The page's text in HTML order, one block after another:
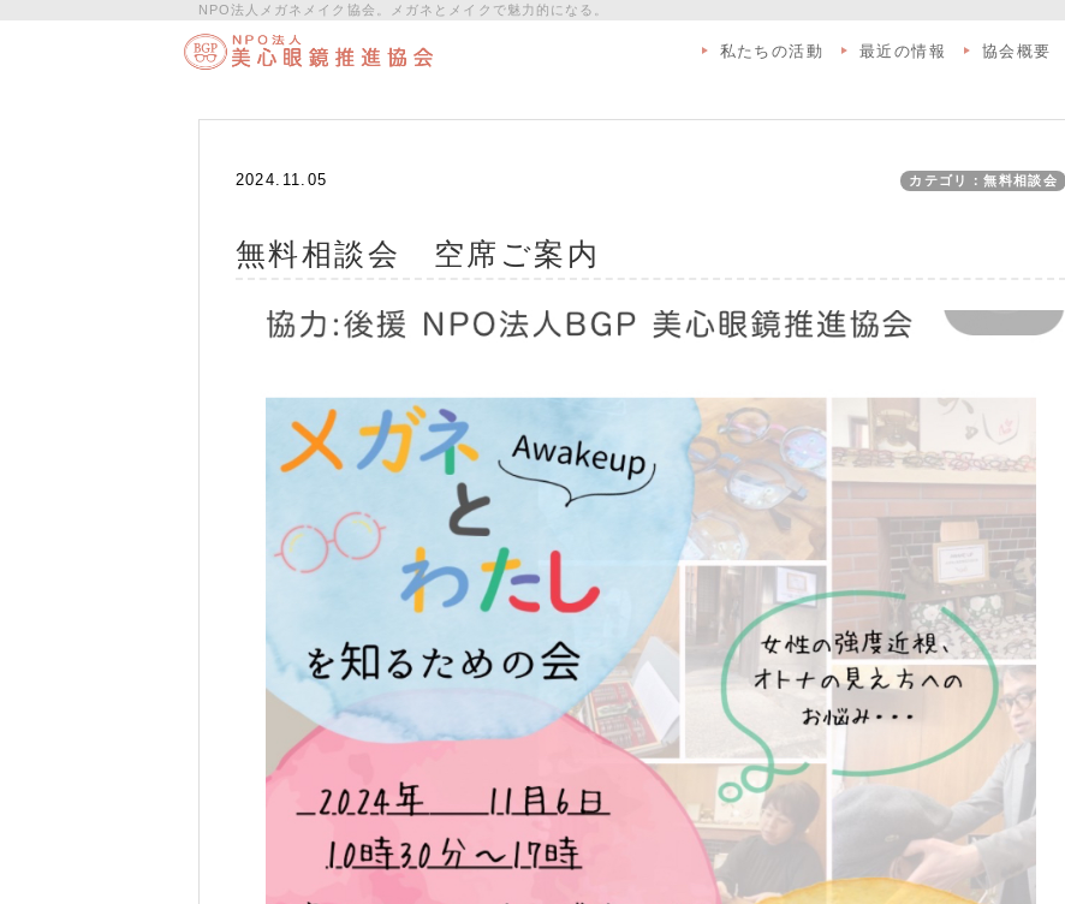
NPO法人メガネメイク協会。メガネとメイクで魅力的になる。
私たちの活動 最近の情報 協会概要
2024.11.05 カテゴリ：無料相談会
無料相談会 空席ご案内